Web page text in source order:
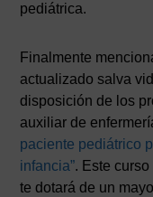
pediátrica.
Finalmente
actualizado salva
disposición de los
auxiliar de
paciente pediátrico
infancia”. Este
te dotará de un